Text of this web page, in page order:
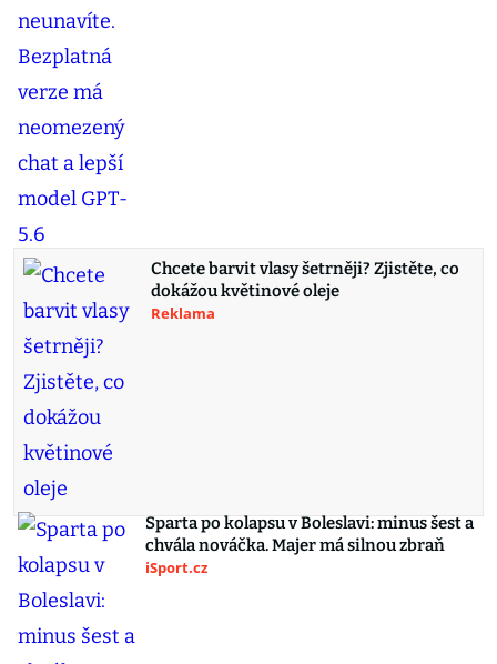
Chcete barvit vlasy šetrněji? Zjistěte, co
dokážou květinové oleje
Reklama
Sparta po kolapsu v Boleslavi: minus šest a
chvála nováčka. Majer má silnou zbraň
iSport.cz